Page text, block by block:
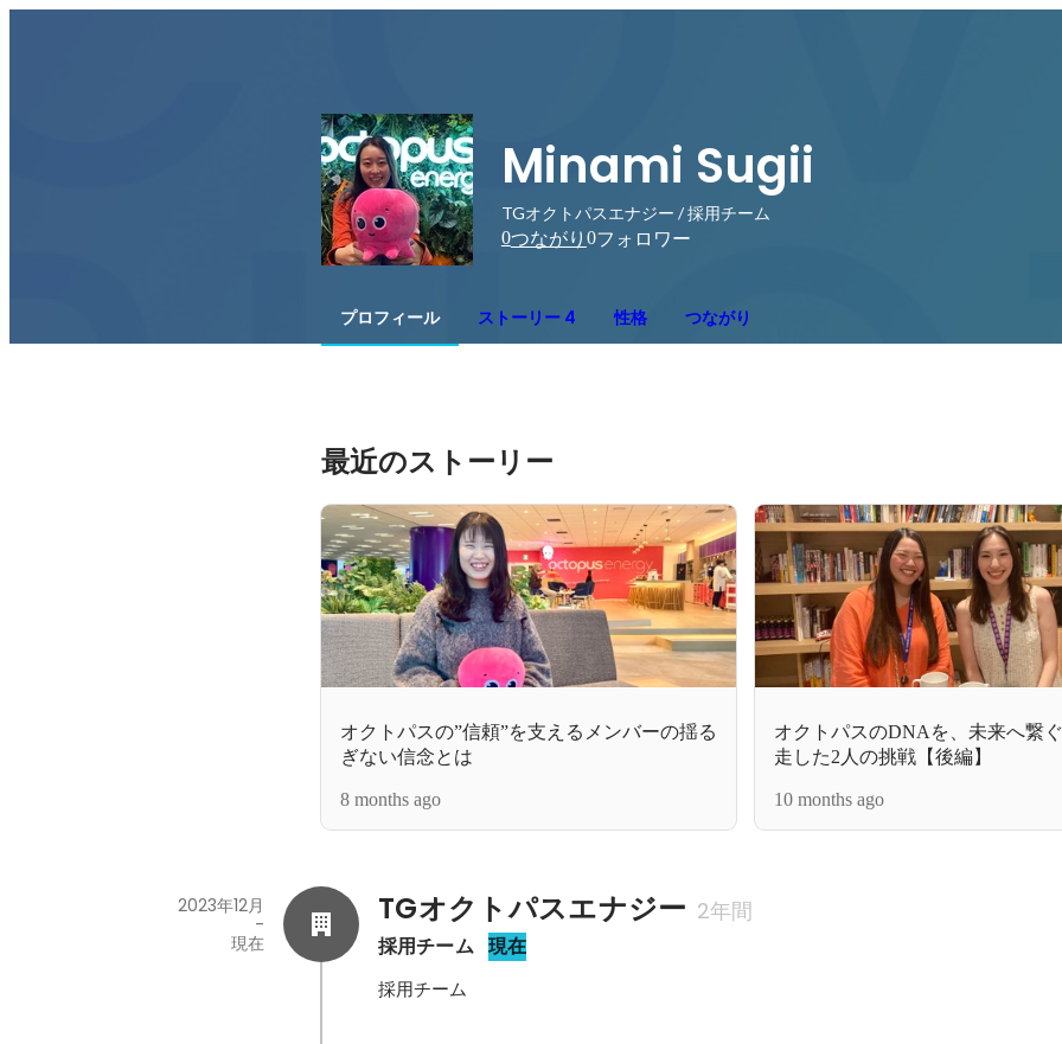
Minami Sugii
TGオクトパスエナジー / 採用チーム
0つながり 0フォロワー
プロフィール ストーリー 4 性格 つながり
最近のストーリー
オクトパスの”信頼”を支えるメンバーの揺る
ぎない信念とは
8 months ago
オクトパスのDNAを、未来へ繋
走した2人の挑戦【後編】
10 months ago
TGオクトパスエナジー 2年間
採用チーム 現在
2023年12月
-
現在
採用チーム